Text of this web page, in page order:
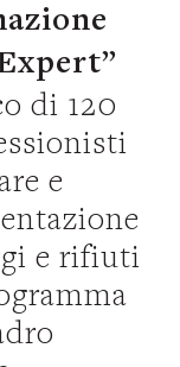
di 120
e
e rifiuti